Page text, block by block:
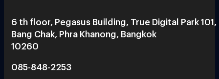
6 th floor, Pegasus Building, True Digital Park 101,
Bang Chak, Phra Khanong, Bangkok
10260
085-848-2253